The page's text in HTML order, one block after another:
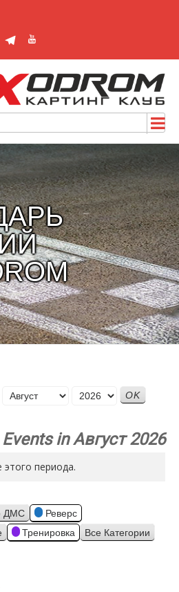
Месяц
Events in Август 2026
периода.
ДМС
Реверс
Тренировка Все Категории